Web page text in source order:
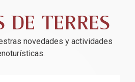
DE TERRES
novedades y actividades